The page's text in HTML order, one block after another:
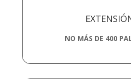
NO MÁS DE 400